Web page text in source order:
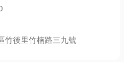
竹後里竹楠路三九號